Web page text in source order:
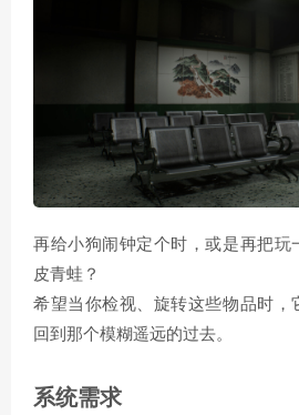
再给小狗闹钟定个时，或是再把玩
皮青蛙？
希望当你检视、旋转这些物品时，
回到那个模糊遥远的过去。
系统需求